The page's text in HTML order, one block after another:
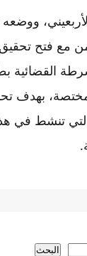
مع فتح
بهدف
تنشط في
البحث